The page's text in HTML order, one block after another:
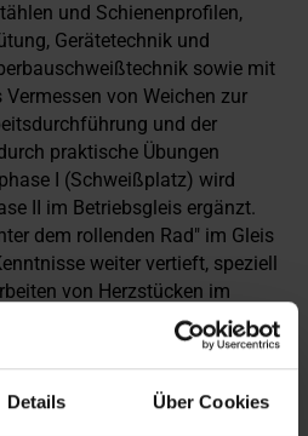
Details Über Cookies
und Schienenprofilen,
Gerätetechnik und
sowie mit
von Weichen zur
und der
praktische Übungen
I (Schweißplatz) wird
II im Betriebsgleis ergänzt.
dem rollenden Rad" im Gleis
weiter vertieft, speziell
von Herzstücken im
Tätigkeiten wie z. B. das
der aufgearbeiteten Bereiche
werden den
vermittelt.